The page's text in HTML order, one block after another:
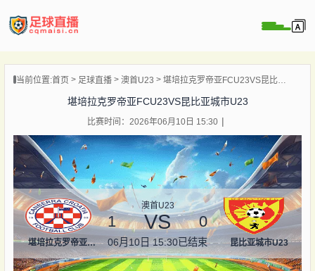
播
闻
当前位置:首页 足球直播 澳首U23 堪培拉克罗帝亚FCU23VS昆比亚城市U23
堪培拉克罗帝亚FCU23VS昆比亚城市U23
比赛时间：2026年06月10日 15:30
堪培拉克罗帝亚FCU23
澳首U23
1 VS 0
06月10日 15:30已结束 昆比亚城市U23